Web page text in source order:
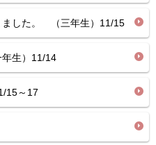
ました。 （三年生）11/15
生）11/14
15～17